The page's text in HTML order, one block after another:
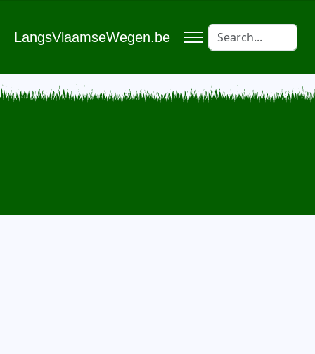
LangsVlaamseWegen.be